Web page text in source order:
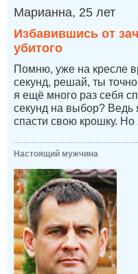
Марианна, 25 лет
Избавившись от
убитого
Помню, уже на кресле
секунд, решай, ты
я ещё много раз себя
секунд на выбор? Ведь
спасти свою крошку.
Настоящий мужчина